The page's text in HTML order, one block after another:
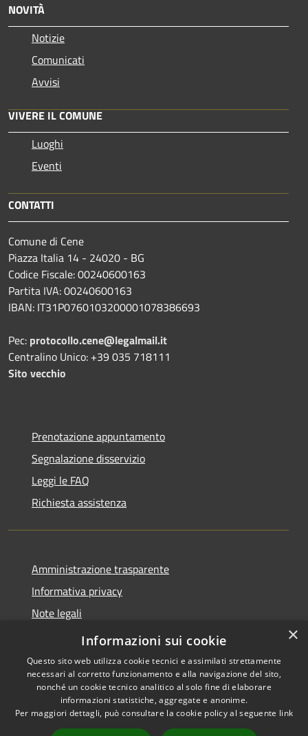
NOVITÀ
Notizie
Comunicati
Avvisi
VIVERE IL COMUNE
Luoghi
Eventi
CONTATTI
Comune di Cene
Piazza Italia 14 - 24020 - BG
Codice Fiscale: 00240600163
Partita IVA: 00240600163
IBAN: IT31P0760103200001078386693
Pec: protocollo.cene@legalmail.it
Centralino Unico: +39 035 718111
Sito vecchio
Prenotazione appuntamento
Segnalazione disservizio
Leggi le FAQ
Richiesta assistenza
Amministrazione trasparente
Informativa privacy
Note legali
Dichiarazione di accessibilità
Accessibilità
Copyright © 2026 • Comune di
Cene • Powered by
×
Informazioni sui cookie
Questo sito web utilizza cookie tecnici e assimilati strettamente
necessari al corretto funzionamento e alla navigazione del sito,
nonché un cookie tecnico analitico al solo fine di elaborare
informazioni statistiche, aggregate e anonime.
Per maggiori dettagli, può consultare la cookie policy al seguente link